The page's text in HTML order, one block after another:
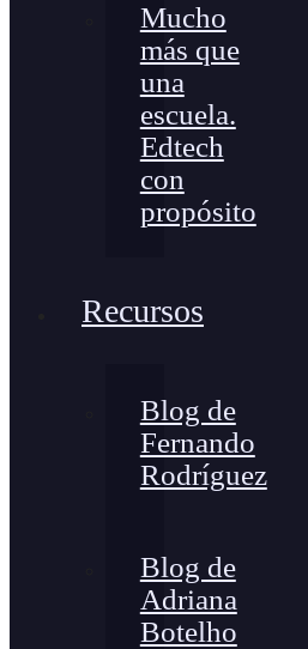
Mucho
más que
una
escuela.
Edtech
con
propósito
Recursos
Blog de
Fernando
Rodríguez
Blog de
Adriana
Botelho